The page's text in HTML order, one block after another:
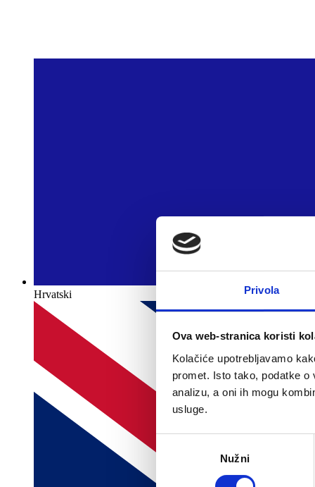
Privola
Ova web-stranica koristi
Kolačiće upotrebljavamo
promet. Isto tako, podatke
analizu, a oni ih mogu
usluge.
Nužni
Hrvatski